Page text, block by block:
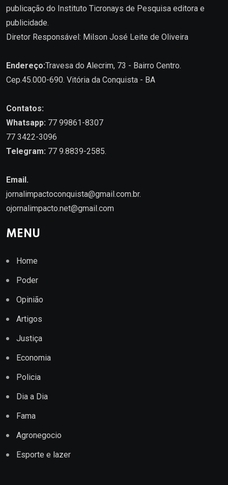
publicação do Instituto Ticronays de Pesquisa editora e
publicidade.
Diretor Responsável: Milson José Leite de Oliveira
Endereço:Travesa do Alecrim, 73 - Bairro Centro.
Cep.45.000-690. Vitória da Conquista - BA
Contatos:
Whatsapp: 77 99861-8307
77 3422-3096
Telegram: 77 9.8839-2585.
Email.
jornalimpactoconquista@gmail.com.br.
ojornalimpacto.net@gmail.com
MENU
Home
Poder
Opinião
Artigos
Justiça
Economia
Policia
Dia a Dia
Fama
Agronegocio
Esporte e lazer